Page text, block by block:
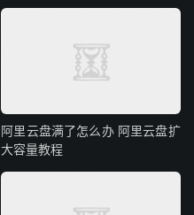
阿里云盘满了怎么办 阿里云盘扩
大容量教程